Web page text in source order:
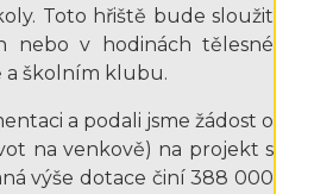
Toto hřiště bude sloužit
nebo v hodinách tělesné
a školním klubu.
a podali jsme žádost o
na venkově) na projekt s
výše dotace činí 388 000